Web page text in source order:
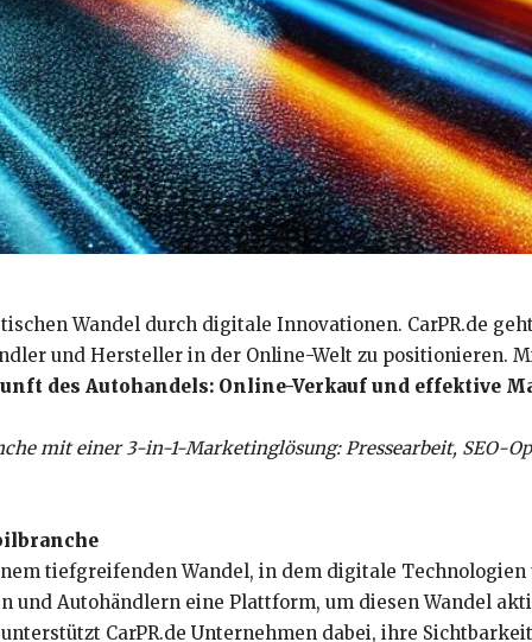
Wandel durch digitale Innovationen. CarPR.de
und Hersteller in der Online-Welt zu positionieren.
des Autohandels: Online-Verkauf und effektive
mit einer 3-in-1-Marketinglösung: Pressearbeit, SEO-
tiefgreifenden Wandel, in dem digitale
und Autohändlern eine Plattform, um diesen Wandel
CarPR.de Unternehmen dabei, ihre